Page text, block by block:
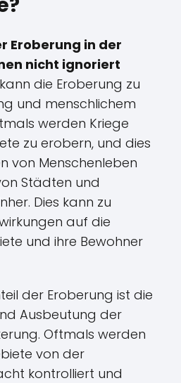
Eroberung in der
nicht ignoriert
die Eroberung zu
und menschlichem
werden Kriege
zu erobern, und dies
von Menschenleben
Städten und
Dies kann zu
auf die
und ihre Bewohner
der Eroberung ist die
Ausbeutung der
Oftmals werden
von der
kontrolliert und